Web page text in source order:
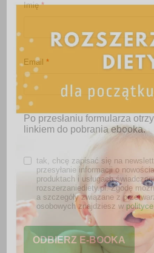
Imię*
Email*
Po przesłaniu formularza
linkiem do pobrania ebooka.
tak, chcę zapisać się na
przesyłanie informacji o
produktach i usługach
rozszerzaniediety.pl. Zgodę
a szczegóły związane z
osobowych znajdziesz w